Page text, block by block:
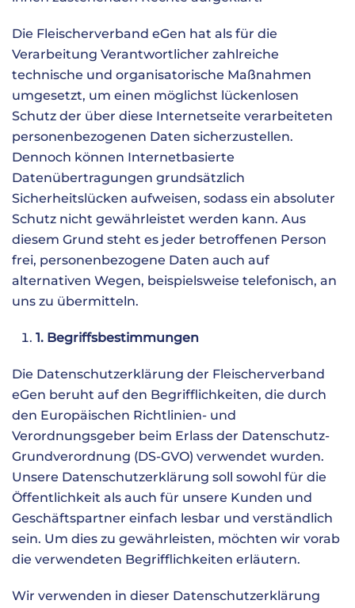
Die Fleischerverband eGen hat als für die
Verarbeitung Verantwortlicher zahlreiche
technische und organisatorische Maßnahmen
umgesetzt, um einen möglichst lückenlosen
Schutz der über diese Internetseite verarbeiteten
personenbezogenen Daten sicherzustellen.
Dennoch können Internetbasierte
Datenübertragungen grundsätzlich
Sicherheitslücken aufweisen, sodass ein absoluter
Schutz nicht gewährleistet werden kann. Aus
diesem Grund steht es jeder betroffenen Person
frei, personenbezogene Daten auch auf
alternativen Wegen, beispielsweise telefonisch, an
uns zu übermitteln.
1. Begriffsbestimmungen
Die Datenschutzerklärung der Fleischerverband
eGen beruht auf den Begrifflichkeiten, die durch
den Europäischen Richtlinien- und
Verordnungsgeber beim Erlass der Datenschutz-
Grundverordnung (DS-GVO) verwendet wurden.
Unsere Datenschutzerklärung soll sowohl für die
Öffentlichkeit als auch für unsere Kunden und
Geschäftspartner einfach lesbar und verständlich
sein. Um dies zu gewährleisten, möchten wir vorab
die verwendeten Begrifflichkeiten erläutern.
Wir verwenden in dieser Datenschutzerklärung